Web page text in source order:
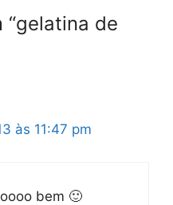
“gelatina de
às 11:47 pm
bem 🙂